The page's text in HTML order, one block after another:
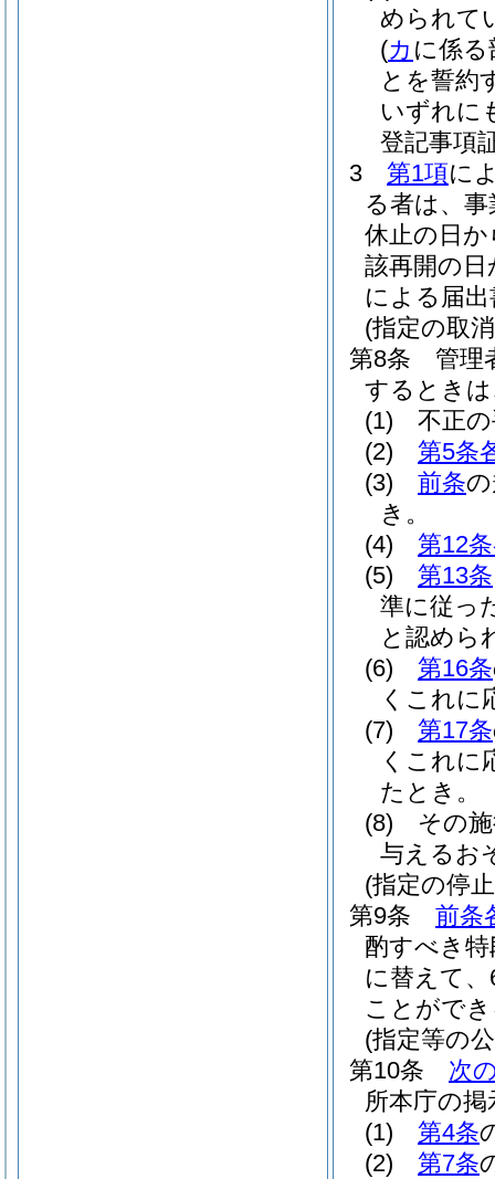
められて
(カ に係
とを誓約
いずれに
登記事項
3
第1項に
る者は、
休止の日
該再開の
による届
(指定の取
第8条
管理
するとき
(1)
不正
(2)
第5条
(3)
前条
き。
(4)
第12
(5)
第13条
準に従っ
と認めら
(6)
第16条
くこれに
(7)
第17条
くこれに
たとき。
(8)
その
与えるお
(指定の停
第9条
前条
酌すべき
に替えて
ことがで
(指定等の
第10条
次
所本庁の
(1)
第4条
(2)
第7条